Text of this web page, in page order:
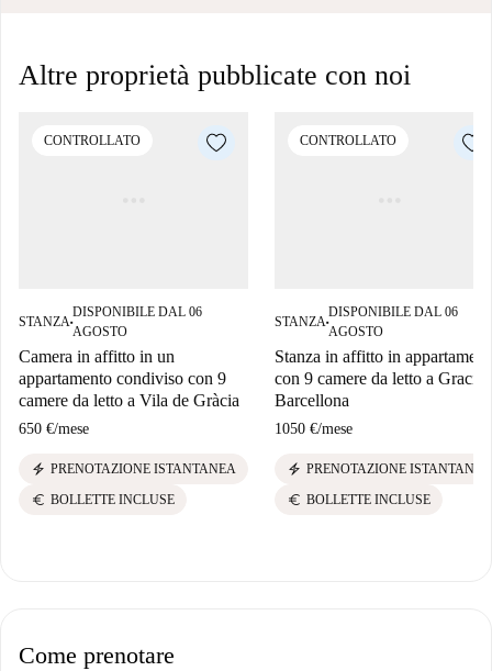
Altre proprietà pubblicate con noi
CONTROLLATO
STANZA■
DISPONIBILE DAL 06
AGOSTO
Camera in affitto in un
appartamento condiviso con 9
camere da letto a Vila de Gràcia
650 €/mese
electric_bolt PRENOTAZIONE ISTANTANEA
euro BOLLETTE INCLUSE
CONTROLLATO
STANZA■
DISPONIBILE DAL 06
AGOSTO
Stanza in affitto in
con 9 camere da letto a Gracia,
Barcellona
1050 €/mese
electric_bolt PRENOTAZIONE ISTANTANEA
euro BOLLETTE INCLUSE
Come prenotare